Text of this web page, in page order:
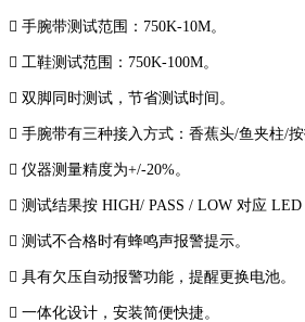
 手腕带测试范围：750K-10M。
 工鞋测试范围：750K-100M。
 双脚同时测试，节省测试时间。
 手腕带有三种接入方式：香蕉头/鱼夹柱/
 仪器测量精度为+/-20%。
 测试结果按 HIGH/ PASS / LOW 对应
 测试不合格时有蜂鸣声报警提示。
 具有欠压自动报警功能，提醒更换电池。
 一体化设计，安装简便快捷。